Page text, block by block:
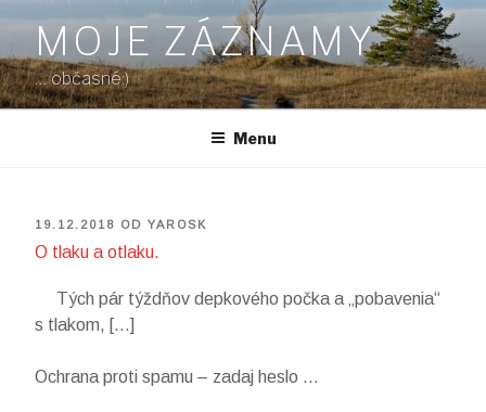
obsahMOJE ZÁZNAMY
… občasné:)
Menu
PUBLIKOVANÉ
19.12.2018 OD YAROSK
O tlaku a otlaku.
Tých pár týždňov depkového počka a „pobavenia“
s tlakom, […]
Ochrana proti spamu – zadaj heslo …